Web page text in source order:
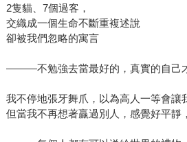
2隻貓、7個過客，
交織成一個生命不斷重複述說
卻被我們忽略的寓言
———不勉強去當最好的，真實的自己
我不停地張牙舞爪，以為高人一等會讓
但當我不再想著贏過別人，感覺好平靜